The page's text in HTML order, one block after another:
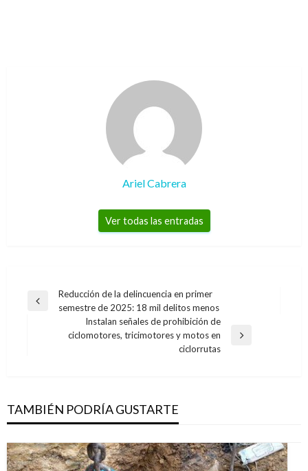
Ariel Cabrera
Ver todas las entradas
Navegación
entradas
Entrada
Reducción de la delincuencia en primer
semestre de 2025: 18 mil delitos menos
Entrada
Instalan señales de prohibición de
ciclomotores, tricimotores y motos en
ciclorrutas
TAMBIÉN PODRÍA GUSTARTE